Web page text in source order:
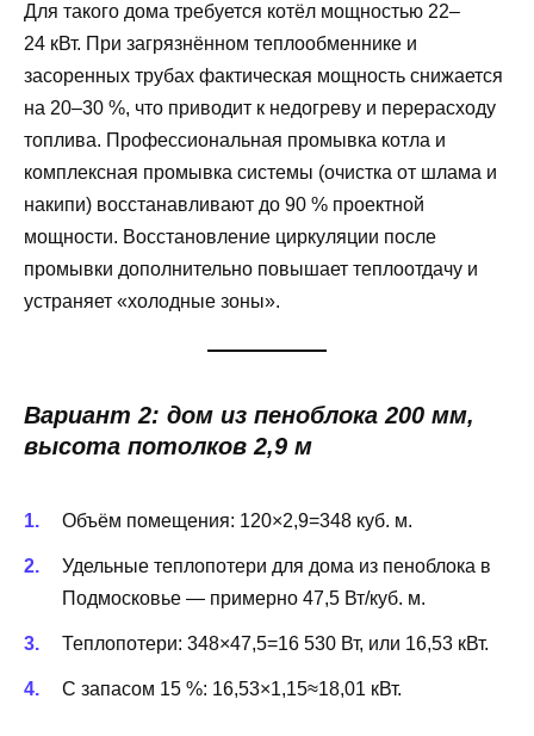
Для такого дома требуется котёл мощностью 22–
24 кВт. При загрязнённом теплообменнике и
засоренных трубах фактическая мощность снижается
на 20–30 %, что приводит к недогреву и перерасходу
топлива. Профессиональная промывка котла и
комплексная промывка системы (очистка от шлама и
накипи) восстанавливают до 90 % проектной
мощности. Восстановление циркуляции после
промывки дополнительно повышает теплоотдачу и
устраняет «холодные зоны».
Вариант 2: дом из пеноблока 200 мм,
высота потолков 2,9 м
Объём помещения: 120×2,9=348 куб. м.
Удельные теплопотери для дома из пеноблока в
Подмосковье — примерно 47,5 Вт/куб. м.
Теплопотери: 348×47,5=16 530 Вт, или 16,53 кВт.
С запасом 15 %: 16,53×1,15≈18,01 кВт.